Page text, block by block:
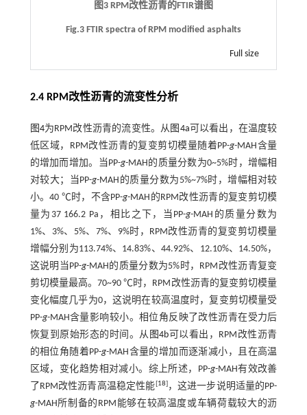
图3 RPM改性沥青的FTIR谱图
Fig.3 FTIR spectra of RPM modified asphalts
Full size
2.4 RPM改性沥青的流变性分析
图4为RPM改性沥青的流变性。从图4a 可以看出，在温度较
低区域，RPM改性沥青的复变剪切模量随着PP-g-MAH含量
的增加而增加。当PP-g-MAH的质量分数为0~5%时，增幅相
对较大；当PP-g-MAH的质量分数为5%~7%时，增幅相对较
小。40 ℃时，不含PP-g-MAH的RPM改性沥青的复变剪切模
量为37 166.2 Pa，相比之下，当PP-g-MAH的质量分数为
1%、3%、5%、7%、9%时，RPM改性沥青的复变剪切模量
增幅分别为113.74%、14.83%、44.92%、12.10%、14.50%，
这说明当PP-g-MAH的质量分数为5%时，RPM改性沥青复变
剪切模量最高。70~90 ℃时，RPM改性沥青的复变剪切模量
变化幅度几乎为0，这说明在较高温度时，复变剪切模量受
PP-g-MAH含量影响较小。相位角反映了改性沥青在受力后
恢复到原始形态的时间。从 图4b 可以看出，RPM改性沥青
的相位角随着PP-g-MAH含量的增加而逐渐减小，且在高温
区域，变化趋势相对减小。综上所述，PP-g-MAH有效改善
了RPM改性沥青高温稳定性能[18]，这进一步说明适量的PP-
g-MAH所制备的RPM能够在较高温度或车辆荷载较大的沥